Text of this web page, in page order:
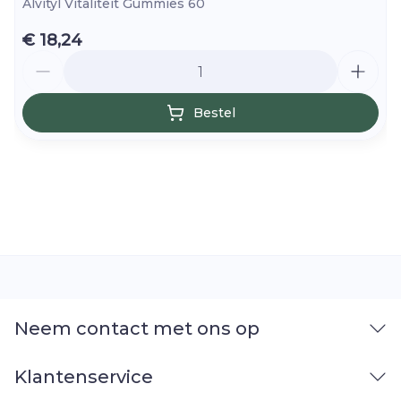
Alvityl Vitaliteit Gummies 60
€ 18,24
Bestel
Neem contact met ons op
Klantenservice